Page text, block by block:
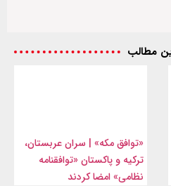
مطالب
«توافق مکه» | سران عربستان،
ترکیه و پاکستان «توافقنامه
نظامی» امضا کردند